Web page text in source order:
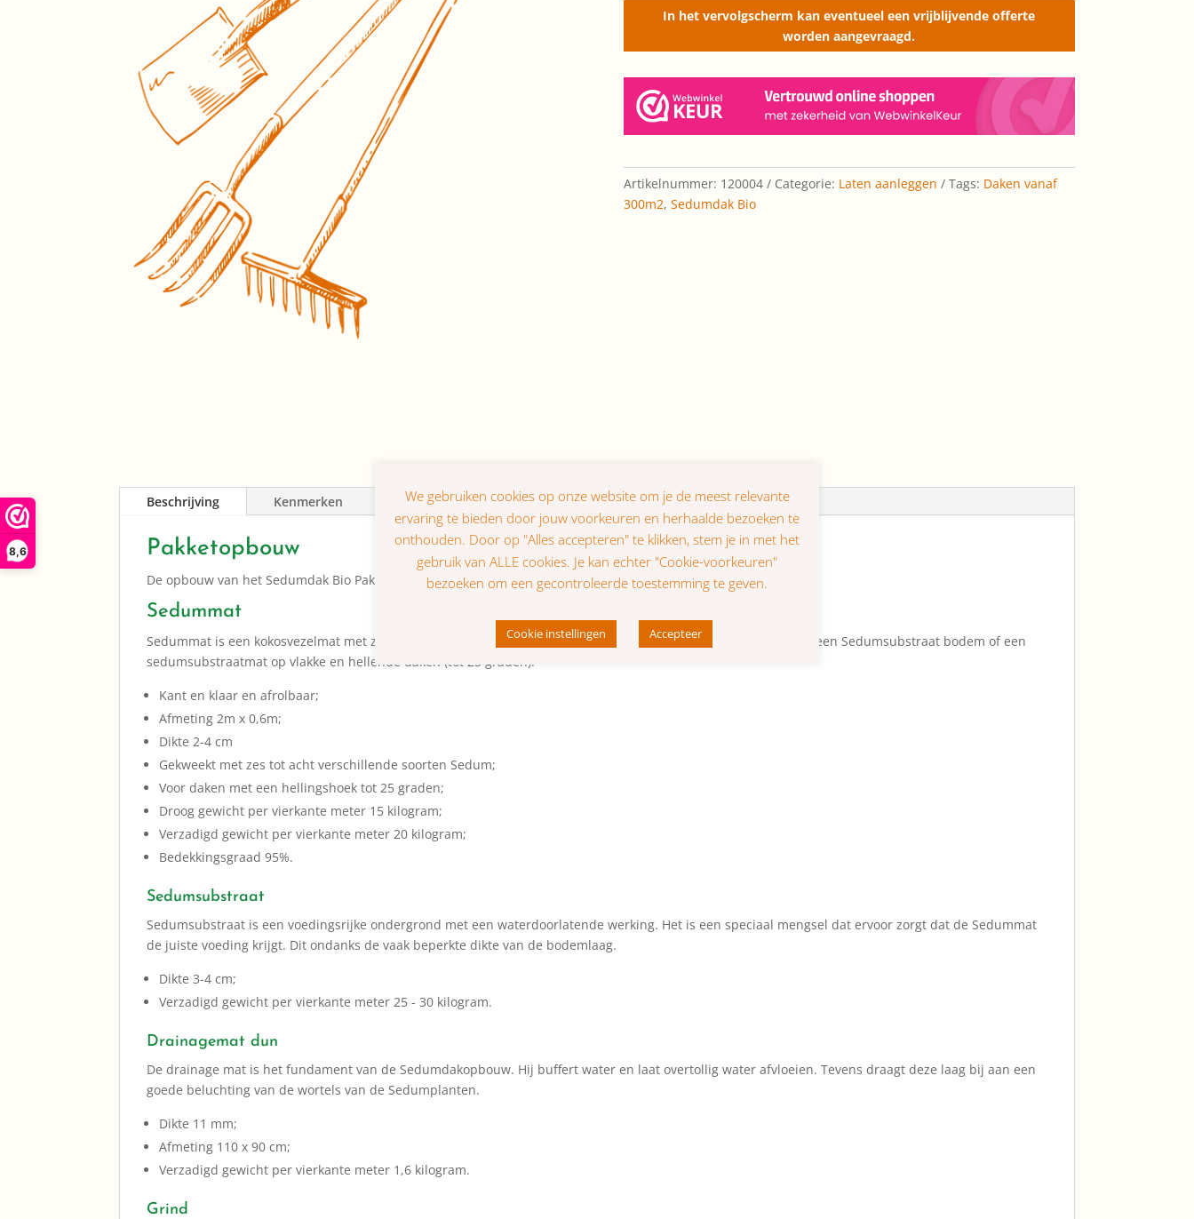
8,6
quantityIn het vervolgscherm kan eventueel een vrijblijvende offerte
worden aangevraagd.
Artikelnummer: 120004 Categorie: Laten aanleggen Tags: Daken vanaf
300m2, Sedumdak Bio
Beschrijving Kenmerken
Pakketopbouw
De opbouw van het Sedumdak Bio Pakket bestaat uit:
Sedummat
Sedummat is een kokosvezelmat met zes tot acht soorten Sedum. Deze mat kan eenvoudig worden uitgerold op een Sedumsubstraat bodem of een
sedumsubstraatmat op vlakke en hellende daken (tot 25 graden).
Kant en klaar en afrolbaar;
Afmeting 2m x 0,6m;
Dikte 2-4 cm
Gekweekt met zes tot acht verschillende soorten Sedum;
Voor daken met een hellingshoek tot 25 graden;
Droog gewicht per vierkante meter 15 kilogram;
Verzadigd gewicht per vierkante meter 20 kilogram;
Bedekkingsgraad 95%.
Sedumsubstraat
Sedumsubstraat is een voedingsrijke ondergrond met een waterdoorlatende werking. Het is een speciaal mengsel dat ervoor zorgt dat de Sedummat
de juiste voeding krijgt. Dit ondanks de vaak beperkte dikte van de bodemlaag.
Dikte 3-4 cm;
Verzadigd gewicht per vierkante meter 25 - 30 kilogram.
Drainagemat dun
De drainage mat is het fundament van de Sedumdakopbouw. Hij buffert water en laat overtollig water afvloeien. Tevens draagt deze laag bij aan een
goede beluchting van de wortels van de Sedumplanten.
Dikte 11 mm;
Afmeting 110 x 90 cm;
Verzadigd gewicht per vierkante meter 1,6 kilogram.
Grind